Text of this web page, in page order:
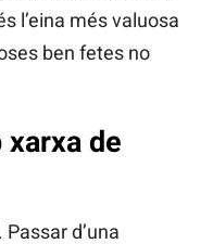
l’eina més valuosa
ben fetes no
xarxa de
d’una